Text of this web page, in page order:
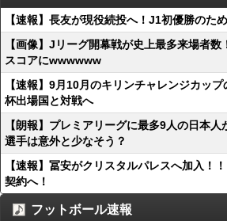
【速報】長友が現役続投へ！J1初優勝のた
【画像】Jリーグ開幕戦が史上最多来場者
スコアにwwwwww
【速報】9月10月のキリンチャレンジカッ
杯出場国と対戦へ
【朗報】プレミアリーグに最多9人の日本
選手は意外と少なそう？
【速報】冨安がクリスタルパレスへ加入！
契約へ！
フットボール速報